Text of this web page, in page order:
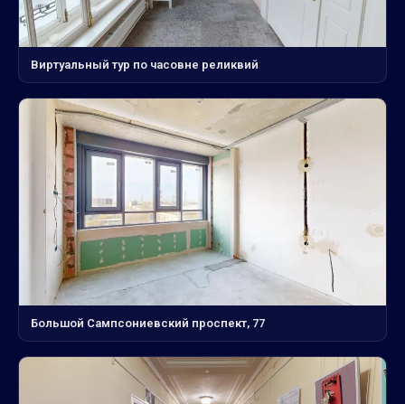
Виртуальный тур по часовне реликвий
Большой Сампсониевский проспект, 77